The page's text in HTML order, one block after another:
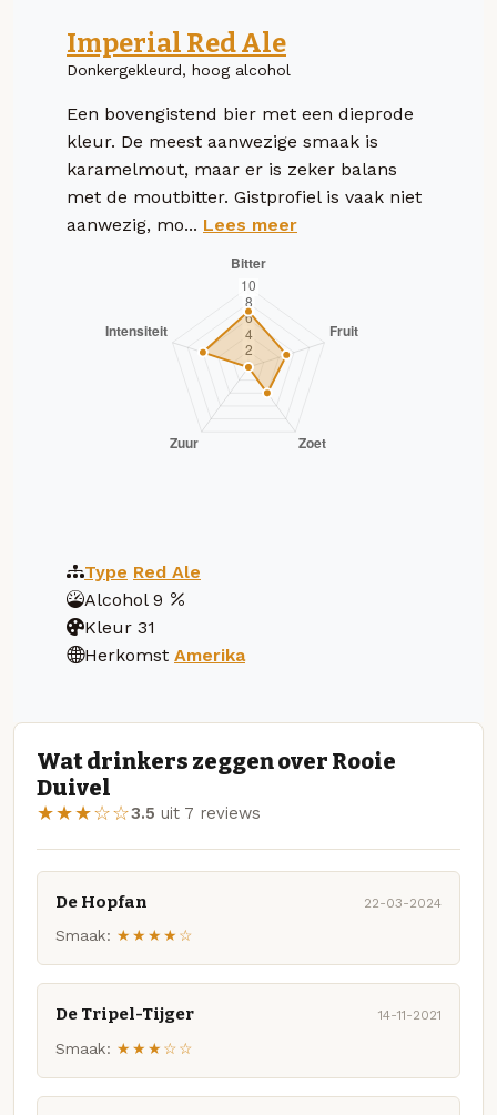
Imperial Red Ale
Donkergekleurd, hoog alcohol
Een bovengistend bier met een dieprode
kleur. De meest aanwezige smaak is
karamelmout, maar er is zeker balans
met de moutbitter. Gistprofiel is vaak niet
aanwezig, mo... Lees meer
Type Red Ale
Alcohol 9
Kleur 31
Herkomst Amerika
Wat drinkers zeggen over Rooie
Duivel
★★★☆☆3.5 uit 7 reviews
De Hopfan 22-03-2024
Smaak: ★★★★☆
De Tripel-Tijger 14-11-2021
Smaak: ★★★☆☆